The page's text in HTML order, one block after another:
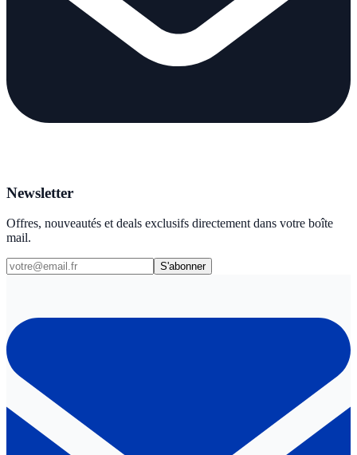
Newsletter
Offres, nouveautés et deals exclusifs directement dans votre boîte
mail.
S'abonner